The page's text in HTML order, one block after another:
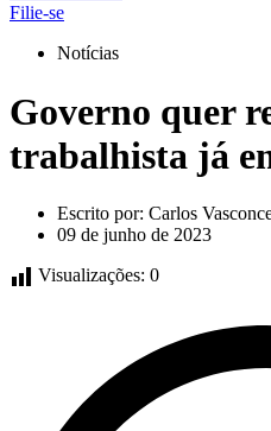
Filie-se
Notícias
Governo quer
trabalhista já
Escrito por: Carlos
09 de junho de 2023
Visualizações: 0